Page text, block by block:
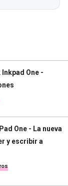
One -
One - La nueva
y escribir a